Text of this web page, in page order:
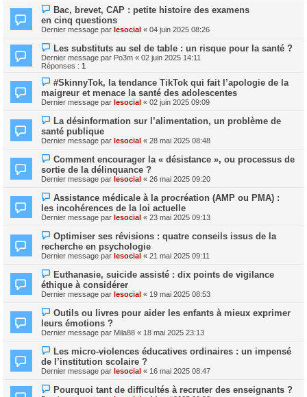
Bac, brevet, CAP : petite histoire des examens
en cinq questions
Dernier message par lesocial « 04 juin 2025 08:26
Les substituts au sel de table : un risque pour la santé ?
Dernier message par Po3m « 02 juin 2025 14:11
Réponses : 1
#SkinnyTok, la tendance TikTok qui fait l’apologie de la
maigreur et menace la santé des adolescentes
Dernier message par lesocial « 02 juin 2025 09:09
La désinformation sur l’alimentation, un problème de
santé publique
Dernier message par lesocial « 28 mai 2025 08:48
Comment encourager la « désistance », ou processus de
sortie de la délinquance ?
Dernier message par lesocial « 26 mai 2025 09:20
Assistance médicale à la procréation (AMP ou PMA) :
les incohérences de la loi actuelle
Dernier message par lesocial « 23 mai 2025 09:13
Optimiser ses révisions : quatre conseils issus de la
recherche en psychologie
Dernier message par lesocial « 21 mai 2025 09:11
Euthanasie, suicide assisté : dix points de vigilance
éthique à considérer
Dernier message par lesocial « 19 mai 2025 08:53
Outils ou livres pour aider les enfants à mieux exprimer
leurs émotions ?
Dernier message par Mila88 « 18 mai 2025 23:13
Les micro-violences éducatives ordinaires : un impensé
de l’institution scolaire ?
Dernier message par lesocial « 16 mai 2025 08:47
Pourquoi tant de difficultés à recruter des enseignants ?